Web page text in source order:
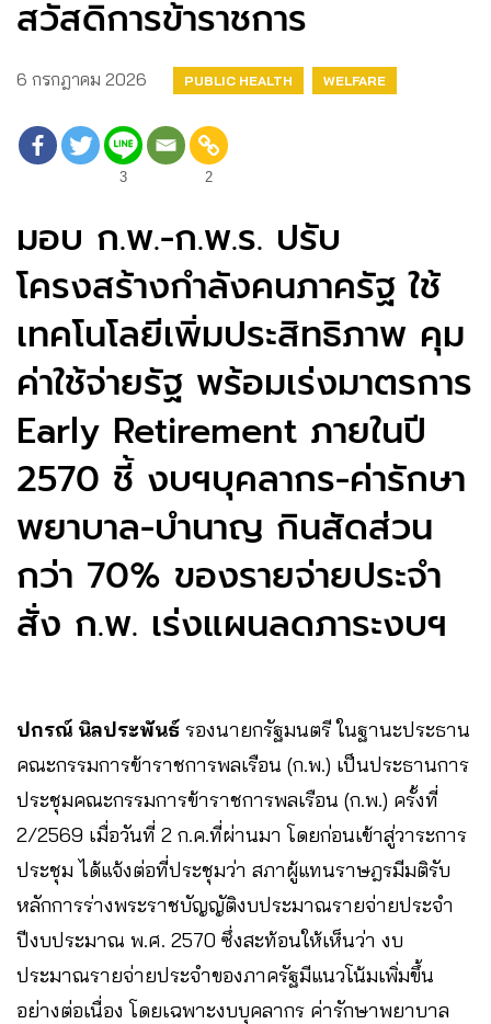
สวัสดิการข้าราชการ
6 กรกฎาคม 2026 PUBLIC HEALTH WELFARE
3 2
มอบ ก.พ.-ก.พ.ร. ปรับ
โครงสร้างกำลังคนภาครัฐ ใช้
เทคโนโลยีเพิ่มประสิทธิภาพ คุม
ค่าใช้จ่ายรัฐ พร้อมเร่งมาตรการ
Early Retirement ภายในปี
2570 ชี้ งบฯบุคลากร-ค่ารักษา
พยาบาล-บำนาญ กินสัดส่วน
กว่า 70% ของรายจ่ายประจำ
สั่ง ก.พ. เร่งแผนลดภาระงบฯ
ปกรณ์ นิลประพันธ์ รองนายกรัฐมนตรี ในฐานะประธาน
คณะกรรมการข้าราชการพลเรือน (ก.พ.) เป็นประธานการ
ประชุมคณะกรรมการข้าราชการพลเรือน (ก.พ.) ครั้งที่
2/2569 เมื่อวันที่ 2 ก.ค.ที่ผ่านมา โดยก่อนเข้าสู่วาระการ
ประชุม ได้แจ้งต่อที่ประชุมว่า สภาผู้แทนราษฎรมีมติรับ
หลักการร่างพระราชบัญญัติงบประมาณรายจ่ายประจำ
ปีงบประมาณ พ.ศ. 2570 ซึ่งสะท้อนให้เห็นว่า งบ
ประมาณรายจ่ายประจำของภาครัฐมีแนวโน้มเพิ่มขึ้น
อย่างต่อเนื่อง โดยเฉพาะงบบุคลากร ค่ารักษาพยาบาล